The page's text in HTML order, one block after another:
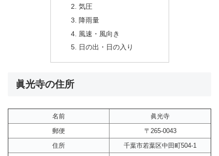
気圧
降雨量
風速・風向き
日の出・日の入り
眞光寺の住所
名前
眞光寺
郵便
〒265-0043
住所
千葉市若葉区中田町504-1